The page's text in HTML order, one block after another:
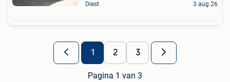
Diest 3 aug 26
1 2 3
Pagina 1 van 3